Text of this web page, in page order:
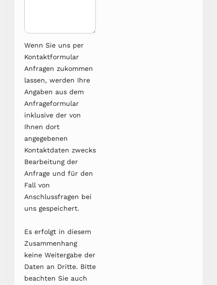
Wenn Sie uns per
Kontaktformular
Anfragen zukommen
lassen, werden Ihre
Angaben aus dem
Anfrageformular
inklusive der von
Ihnen dort
angegebenen
Kontaktdaten zwecks
Bearbeitung der
Anfrage und für den
Fall von
Anschlussfragen bei
uns gespeichert.
Es erfolgt in diesem
Zusammenhang
keine Weitergabe der
Daten an Dritte. Bitte
beachten Sie auch